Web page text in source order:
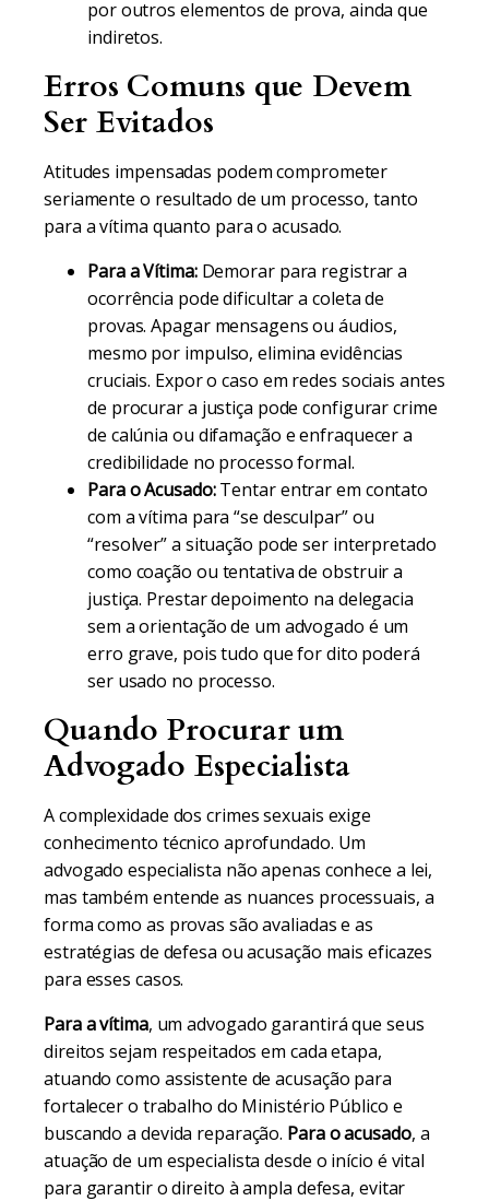
por outros elementos de prova, ainda que
indiretos.
Erros Comuns que Devem
Ser Evitados
Atitudes impensadas podem comprometer
seriamente o resultado de um processo, tanto
para a vítima quanto para o acusado.
Para a Vítima:Demorar para registrar a
ocorrência pode dificultar a coleta de
provas. Apagar mensagens ou áudios,
mesmo por impulso, elimina evidências
cruciais. Expor o caso em redes sociais antes
de procurar a justiça pode configurar crime
de calúnia ou difamação e enfraquecer a
credibilidade no processo formal.
Para o Acusado:Tentar entrar em contato
com a vítima para “se desculpar” ou
“resolver” a situação pode ser interpretado
como coação ou tentativa de obstruir a
justiça. Prestar depoimento na delegacia
sem a orientação de um advogado é um
erro grave, pois tudo que for dito poderá
ser usado no processo.
Quando Procurar um
Advogado Especialista
A complexidade dos crimes sexuais exige
conhecimento técnico aprofundado. Um
advogado especialista não apenas conhece a lei,
mas também entende as nuances processuais, a
forma como as provas são avaliadas e as
estratégias de defesa ou acusação mais eficazes
para esses casos.
Para a vítima, um advogado garantirá que seus
direitos sejam respeitados em cada etapa,
atuando como assistente de acusação para
fortalecer o trabalho do Ministério Público e
buscando a devida reparação. Para o acusado, a
atuação de um especialista desde o início é vital
para garantir o direito à ampla defesa, evitar